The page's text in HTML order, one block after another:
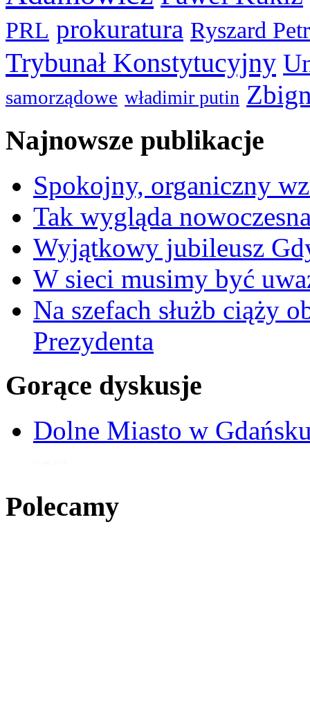
PRL prokuratura Ryszard
Trybunał Konstytucyjny
samorządowe władimir putin
Najnowsze publikacje
Spokojny, organiczny
Tak wygląda
Wyjątkowy jubileusz
W sieci musimy być
Na szefach służb ciąży
Prezydenta
Gorące dyskusje
Dolne Miasto w
Polecamy